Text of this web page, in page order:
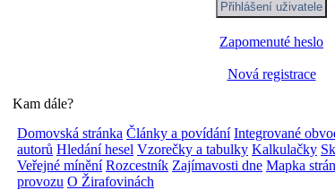
Zapomenuté heslo
Nová registrace
Kam dále?
Domovská stránka Články a povídání Integrované
autorů Hledání hesel Vzorečky a tabulky Kalkulačky
Veřejné mínění Rozcestník Zajímavosti dne Mapka
provozu O Žirafovinách